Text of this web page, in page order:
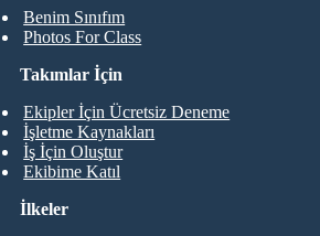
Benim Sınıfım
Photos For Class
Takımlar İçin
Ekipler İçin Ücretsiz Deneme
İşletme Kaynakları
İş İçin Oluştur
Ekibime Katıl
İlkeler